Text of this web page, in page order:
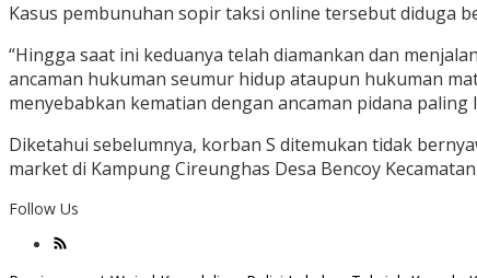
Kasus pembunuhan sopir taksi online tersebut diduga
“Hingga saat ini keduanya telah diamankan dan
ancaman hukuman seumur hidup ataupun hukuman
menyebabkan kematian dengan ancaman pidana paling
Diketahui sebelumnya, korban S ditemukan tidak
market di Kampung Cireunghas Desa Bencoy
Follow Us